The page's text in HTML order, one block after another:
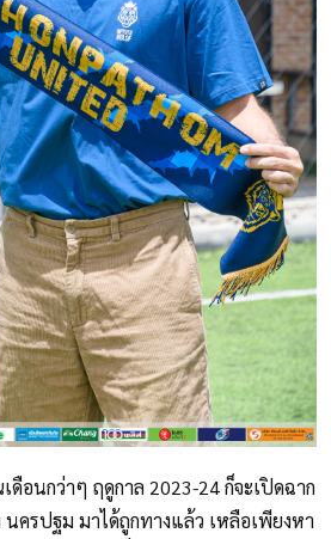
อนกว่าๆ ฤดูกาล 2023-24 ก็จะเปิดฉาก
ครปฐม มาได้ถูกทางแล้ว เหลือเพียงหา